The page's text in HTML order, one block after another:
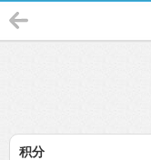
积分